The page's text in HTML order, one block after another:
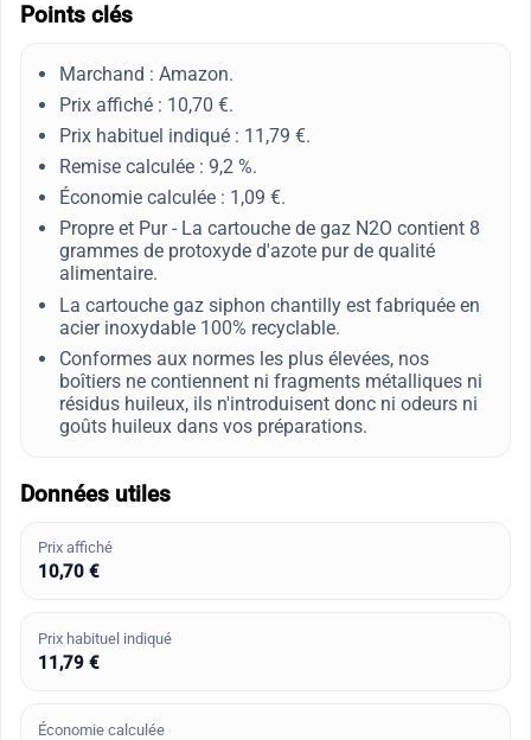
Points clés
Marchand : Amazon.
Prix affiché : 10,70 €.
Prix habituel indiqué : 11,79 €.
Remise calculée : 9,2 %.
Économie calculée : 1,09 €.
Propre et Pur - La cartouche de gaz N2O contient 8
grammes de protoxyde d'azote pur de qualité
alimentaire.
La cartouche gaz siphon chantilly est fabriquée en
acier inoxydable 100% recyclable.
Conformes aux normes les plus élevées, nos
boîtiers ne contiennent ni fragments métalliques ni
résidus huileux, ils n'introduisent donc ni odeurs ni
goûts huileux dans vos préparations.
Données utiles
Prix affiché
10,70 €
Prix habituel indiqué
11,79 €
Économie calculée